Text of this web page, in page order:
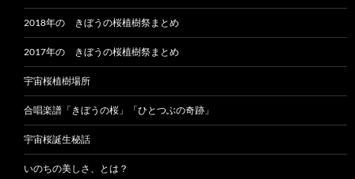
2018年の きぼうの桜植樹祭まとめ
2017年の きぼうの桜植樹祭まとめ
宇宙桜植樹場所
合唱楽譜「きぼうの桜」「ひとつぶの奇跡」
宇宙桜誕生秘話
いのちの美しさ、とは？